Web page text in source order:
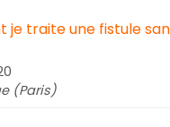
je traite une fistule
(Paris)